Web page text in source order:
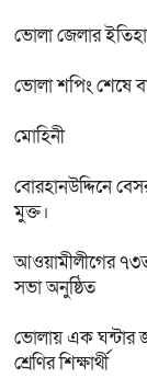
ভোলা জেলার
ভোলা শপিং শেষে
মোহিনী
বোরহানউদ্দিনে
মুক্ত।
আওয়ামীলীগের
সভা অনুষ্ঠিত
ভোলায় এক ঘন্টার
শ্রেণির শিক্ষার্থী